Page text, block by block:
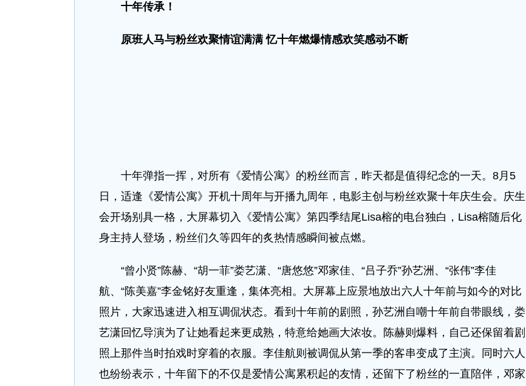
十年传承！
原班人马与粉丝欢聚情谊满满忆十年燃爆情感欢笑感动不断
十年弹指一挥，对所有《爱情公寓》的粉丝而言，昨天都是值得纪念的一天。8月5
日，适逢《爱情公寓》开机十周年与开播九周年，电影主创与粉丝欢聚十年庆生会。庆生
会开场别具一格，大屏幕切入《爱情公寓》第四季结尾Lisa榕的电台独白，Lisa榕随后化
身主持人登场，粉丝们久等四年的炙热情感瞬间被点燃。
“曾小贤”陈赫、“胡一菲”娄艺潇、“唐悠悠”邓家佳、“吕子乔”孙艺洲、“张伟”李佳
航、“陈美嘉”李金铭好友重逢，集体亮相。大屏幕上应景地放出六人十年前与如今的对比
照片，大家迅速进入相互调侃状态。看到十年前的剧照，孙艺洲自嘲十年前自带眼线，娄
艺潇回忆导演为了让她看起来更成熟，特意给她画大浓妆。陈赫则爆料，自己还保留着剧
照上那件当时拍戏时穿着的衣服。李佳航则被调侃从第一季的客串变成了主演。同时六人
也纷纷表示，十年留下的不仅是爱情公寓累积起的友情，还留下了粉丝的一直陪伴，邓家